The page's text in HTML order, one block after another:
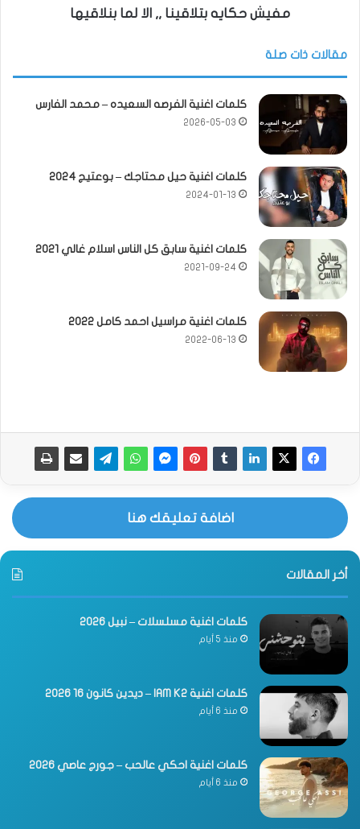
مفيش حكايه بتلاقينا ,, الا لما بنلاقيها
مقالات ذات صلة
كلمات اغنية الفرصه السعيده – محمد الفارس
2026-05-03
كلمات اغنية حيل محتاجك – بوعتيج 2024
2024-01-13
كلمات اغنية سابق كل الناس اسلام غالي 2021
2021-09-24
كلمات اغنية مراسيل احمد كامل 2022
2022-06-13
اضافة تعليقك هنا
أخر المقالات
كلمات اغنية مسلسلات – نبيل 2026
منذ 5 أيام
كلمات اغنية IAM K2 – ديدين كانون 16 2026
منذ 6 أيام
كلمات اغنية احكي عالحب – جورج عاصي 2026
منذ 6 أيام